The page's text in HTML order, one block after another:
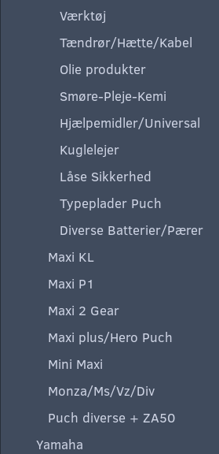
Værktøj
Tændrør/Hætte/Kabel
Olie produkter
Smøre-Pleje-Kemi
Hjælpemidler/Universal
Kuglelejer
Låse Sikkerhed
Typeplader Puch
Diverse Batterier/Pærer
Maxi KL
Maxi P1
Maxi 2 Gear
Maxi plus/Hero Puch
Mini Maxi
Monza/Ms/Vz/Div
Puch diverse + ZA50
Yamaha